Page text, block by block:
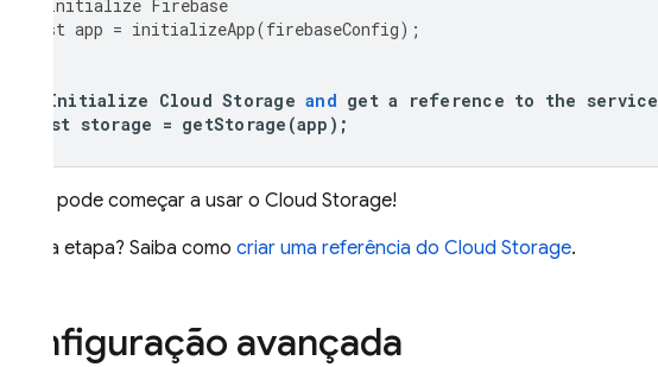
Initialize Firebase
const app = initializeApp(firebaseConfig);
Initialize Cloud Storage and get a reference to the service
const storage = getStorage (app );
Você já pode começar a usar o Cloud Storage!
Próxima etapa? Saiba como criar uma referência do Cloud Storage.
Configuração avançada